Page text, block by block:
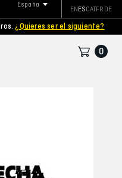
¿Quieres ser el siguiente?
España
ENESCATFR DE
0